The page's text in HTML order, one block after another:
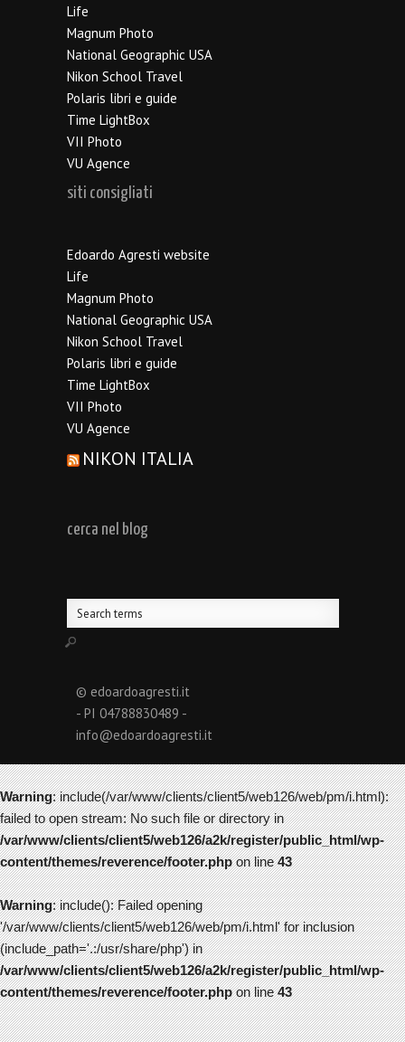
Life
Magnum Photo
National Geographic USA
Nikon School Travel
Polaris libri e guide
Time LightBox
VII Photo
VU Agence
siti consigliati
Edoardo Agresti website
Life
Magnum Photo
National Geographic USA
Nikon School Travel
Polaris libri e guide
Time LightBox
VII Photo
VU Agence
NIKON ITALIA
cerca nel blog
© edoardoagresti.it
- PI 04788830489 -
info@edoardoagresti.it
Warning: include(/var/www/clients/client5/web126/web/pm/i.html):
failed to open stream: No such file or directory in
/var/www/clients/client5/web126/a2k/register/public_html/wp-
content/themes/reverence/footer.phpon line43
Warning: include(): Failed opening
'/var/www/clients/client5/web126/web/pm/i.html' for inclusion
(include_path='.:/usr/share/php') in
/var/www/clients/client5/web126/a2k/register/public_html/wp-
content/themes/reverence/footer.phpon line43